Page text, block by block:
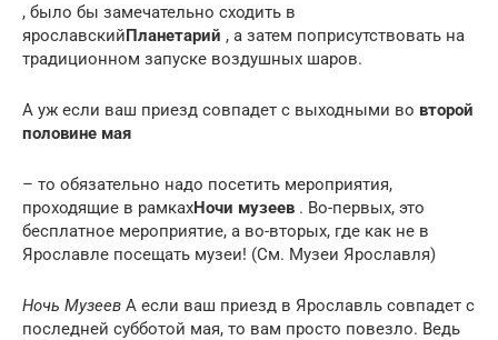
, было бы замечательно сходить в
ярославскийПланетарий , а затем поприсутствовать на
традиционном запуске воздушных шаров.
А уж если ваш приезд совпадет с выходными во второй
половине мая
– то обязательно надо посетить мероприятия,
проходящие в рамкахНочи музеев . Во-первых, это
бесплатное мероприятие, а во-вторых, где как не в
Ярославле посещать музеи! (См. Музеи Ярославля)
Ночь Музеев А если ваш приезд в Ярославль совпадет с
последней субботой мая, то вам просто повезло. Ведь